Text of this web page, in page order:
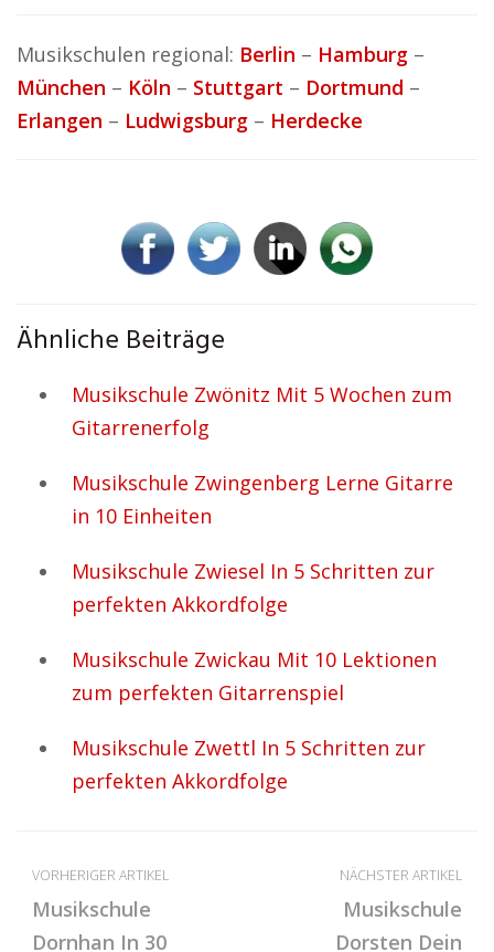
Musikschulen regional: Berlin – Hamburg –
München – Köln – Stuttgart – Dortmund –
Erlangen – Ludwigsburg – Herdecke
Ähnliche Beiträge
Musikschule Zwönitz Mit 5 Wochen zum
Gitarrenerfolg
Musikschule Zwingenberg Lerne Gitarre
in 10 Einheiten
Musikschule Zwiesel In 5 Schritten zur
perfekten Akkordfolge
Musikschule Zwickau Mit 10 Lektionen
zum perfekten Gitarrenspiel
Musikschule Zwettl In 5 Schritten zur
perfekten Akkordfolge
VORHERIGER ARTIKEL
Musikschule
Dornhan In 30
NÄCHSTER ARTIKEL
Musikschule
Dorsten Dein